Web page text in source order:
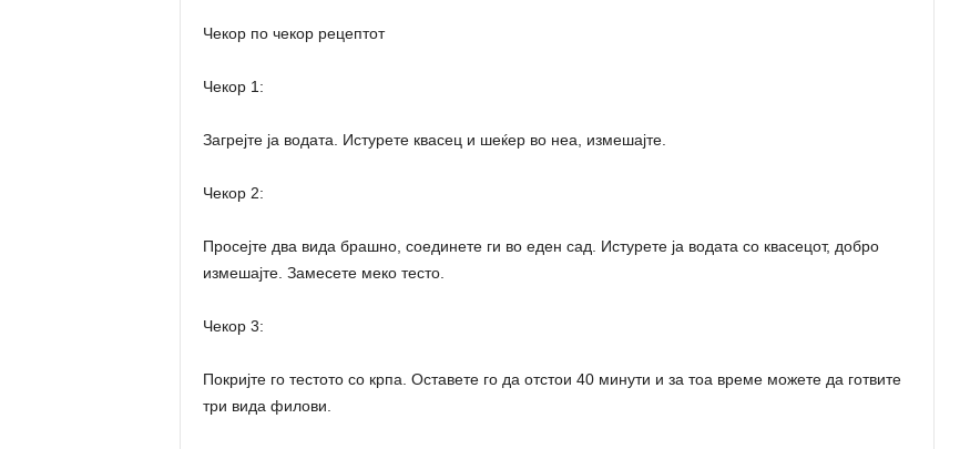
Чекор по чекор рецептот
Чекор 1:
Загрејте ја водата. Истурете квасец и шеќер во неа, измешајте.
Чекор 2:
Просејте два вида брашно, соединете ги во еден сад. Истурете ја водата со квасецот, добро
измешајте. Замесете меко тесто.
Чекор 3:
Покријте го тестото со крпа. Оставете го да отстои 40 минути и за тоа време можете да готвите
три вида филови.